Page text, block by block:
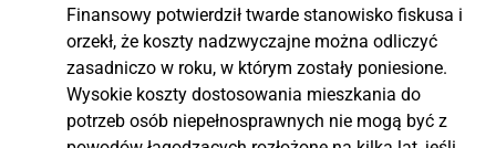
Finansowy potwierdził twarde stanowisko fiskusa i
orzekł, że koszty nadzwyczajne można odliczyć
zasadniczo w roku, w którym zostały poniesione.
Wysokie koszty dostosowania mieszkania do
potrzeb osób niepełnosprawnych nie mogą być z